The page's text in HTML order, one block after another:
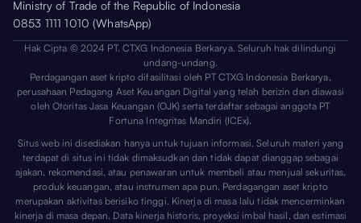
Ministry of Trade of the Republic of Indonesia
0853 1111 1010 (WhatsApp)
Hak Cipta © 2024 PT. CTXG Indonesia Berkarya. Seluruh hak dilindungi
undang-undang.
Perdagangan aset kripto difasilitasi oleh PT CTXG Indonesia Berkarya,
perusahaan Pedagang Aset Keuangan Digital yang telah berizin dan diawasi
oleh Otoritas Jasa Keuangan (OJK) serta terdaftar sebagai anggota PT
Fortuna Integritas Mandiri (ICEx).
Situs web ini disediakan hanya untuk tujuan informasi. Seluruh materi yang
terdapat di situs ini tidak dimaksudkan dan tidak dapat dianggap sebagai
ajakan, rekomendasi, atau penawaran untuk membeli atau menjual sekuritas,
produk keuangan, atau instrumen apa pun. Perdagangan aset kripto
merupakan aktivitas berisiko tinggi. Kinerja di masa lalu tidak mencerminkan
kinerja di masa depan. Data kinerja historis, proyeksi imbal hasil, dan estimasi